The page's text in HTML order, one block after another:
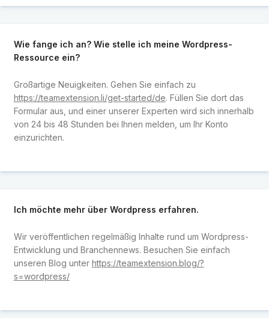
Wie fange ich an? Wie stelle ich meine Wordpress-
Ressource ein?
Großartige Neuigkeiten. Gehen Sie einfach zu
https://teamextension.li/get-started/de. Füllen Sie dort das
Formular aus, und einer unserer Experten wird sich innerhalb
von 24 bis 48 Stunden bei Ihnen melden, um Ihr Konto
einzurichten.
Ich möchte mehr über Wordpress erfahren.
Wir veröffentlichen regelmäßig Inhalte rund um Wordpress-
Entwicklung und Branchennews. Besuchen Sie einfach
unseren Blog unter https://teamextension.blog/?
s=wordpress/